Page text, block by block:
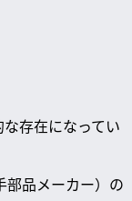
存在になってい
部品メーカー）の